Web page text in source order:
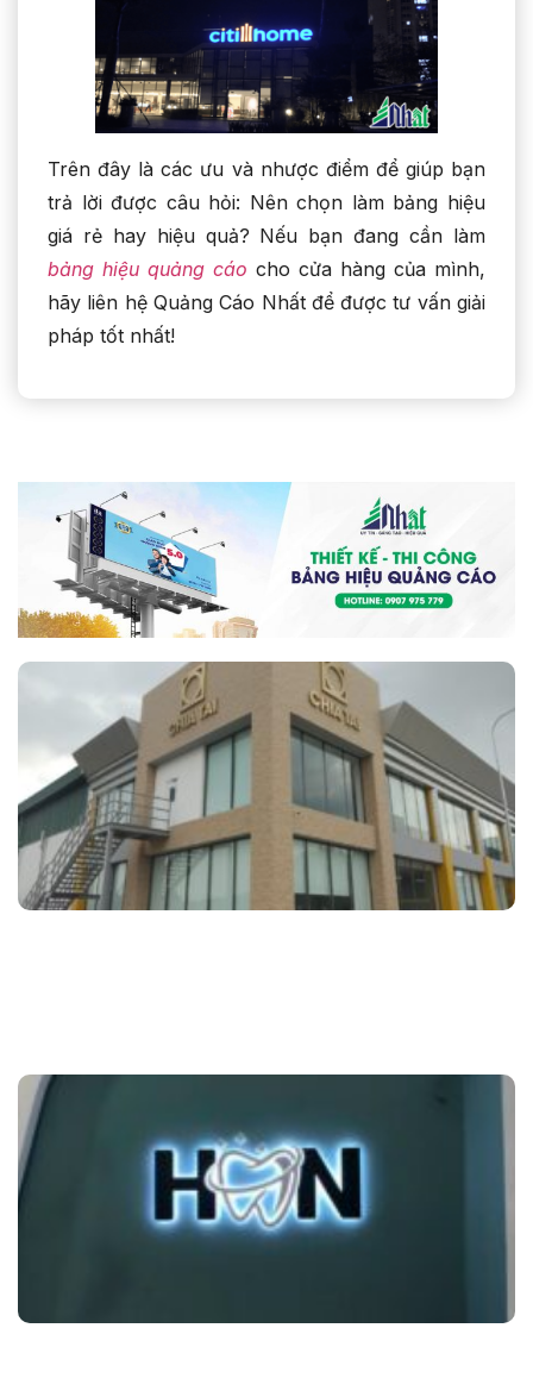
Trên đây là các ưu và nhược điểm để giúp bạn
trả lời được câu hỏi: Nên chọn làm bảng hiệu
giá rẻ hay hiệu quả? Nếu bạn đang cần làm
bảng hiệu quảng cáo cho cửa hàng của mình,
hãy liên hệ Quảng Cáo Nhất để được tư vấn giải
pháp tốt nhất!